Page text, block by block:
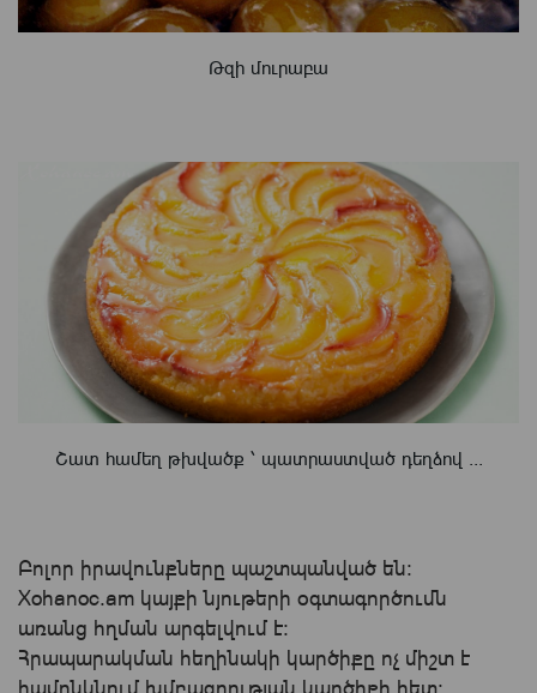
Թզի մուրաբա
Շատ համեղ թխվածք ՝ պատրաստված դեղձով ...
Բոլոր իրավունքները պաշտպանված են:
Xohanoc.am կայքի նյութերի օգտագործումն
առանց հղման արգելվում է:
Հրապարակման հեղինակի կարծիքը ոչ միշտ է
համընկնում խմբագրության կարծիքի հետ: